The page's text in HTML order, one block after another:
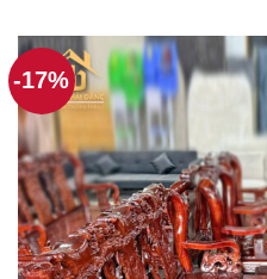
-17%